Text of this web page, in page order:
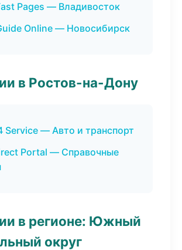
Pages — Владивосток
Online — Новосибирск
в Ростов-на-Дону
Service — Авто и транспорт
Portal — Справочные
в регионе: Южный
округ